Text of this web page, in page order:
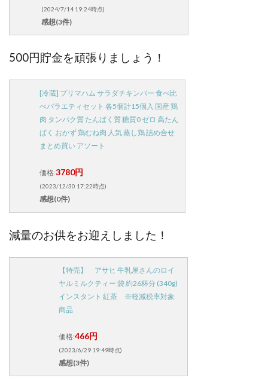
(2024/7/14 19:24時点)
感想(3件)
500円貯金を頑張りましょう！
[冷蔵] プリマハム サラダチキンバー 食べ比
べバラエティセット 各5個計15個入 国産 鶏
肉 タンパク質 たんぱく質 糖質0 ゼロ 高たん
ぱく おかず 鶏むね肉 人気 蒸し鶏 詰め合せ
まとめ買い アソート
価格:3780円
(2023/12/30 17:22時点)
感想(0件)
減量のお供をお迎えしました！
【特売】 アサヒ 牛乳屋さんのロイ
ヤルミルクティー 袋 約26杯分 (340g)
インスタント 紅茶 ※軽減税率対象
商品
価格:466円
(2023/6/29 19:49時点)
感想(3件)